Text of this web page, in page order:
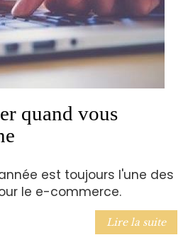
quand vous
est toujours l'une des
le e-commerce.
Lire la suite